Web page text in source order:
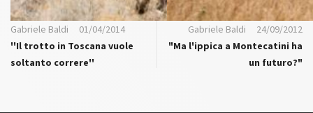
Gabriele Baldi
01/04/2014
''Il trotto in Toscana vuole
soltanto correre''
Gabriele Baldi
24/09/2012
"Ma l'ippica a Montecatini ha
un futuro?"